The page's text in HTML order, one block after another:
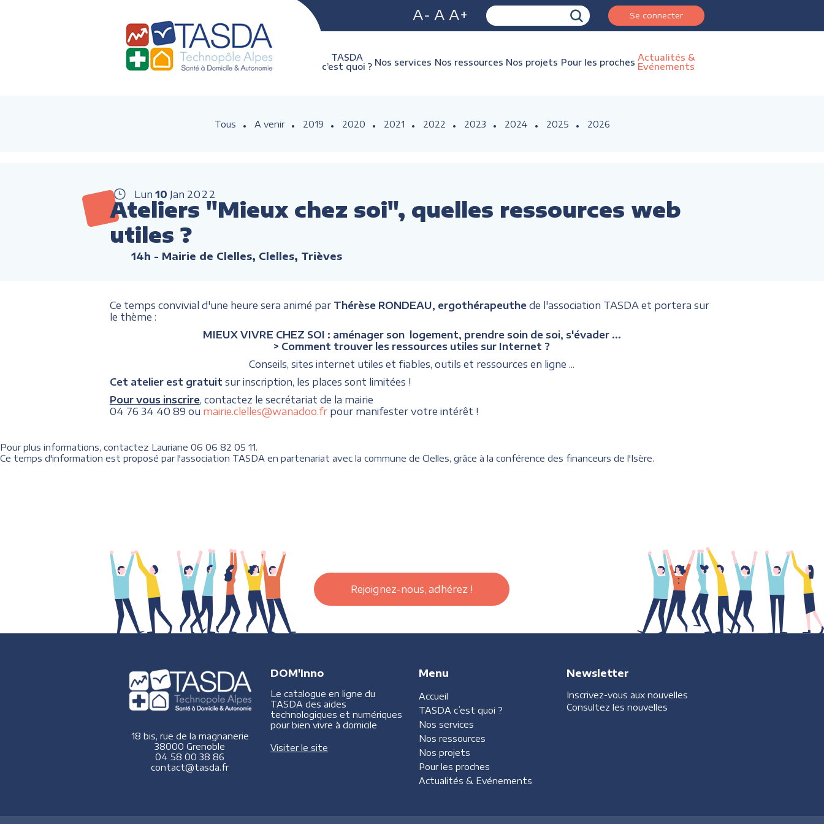
A- A A+ Se connecter
TASDA
c’est quoi ? Nos services Nos ressources Nos projets Pour les proches Actualités &
Evénements
Tous A venir 2019 2020 2021 2022 2023 2024 2025 2026
Lun 10 Jan 2022
Ateliers "Mieux chez soi", quelles ressources web
utiles ?
14h - Mairie de Clelles, Clelles, Trièves
Ce temps convivial d'une heure sera animé par Thérèse RONDEAU, ergothérapeuthede l'association TASDA et portera sur
le thème :
MIEUX VIVRE CHEZ SOI : aménager son logement, prendre soin de soi, s'évader ...
> Comment trouver les ressources utiles sur Internet ?
Conseils, sites internet utiles et fiables, outils et ressources en ligne ...
Cet atelier est gratuit sur inscription, les places sont limitées !
Pour vous inscrire, contactez le secrétariat de la mairie
04 76 34 40 89 ou mairie.clelles@wanadoo.frpour manifester votre intérêt !
Pour plus informations, contactez Lauriane 06 06 82 05 11.
Ce temps d'information est proposé par l'association TASDA en partenariat avec la commune de Clelles, grâce à la conférence des financeurs de l'Isère.
Rejoignez-nous, adhérez !
18 bis, rue de la magnanerie
38000 Grenoble
04 58 00 38 86
contact@tasda.fr
DOM'Inno
Le catalogue en ligne du
TASDA des aides
technologiques et numériques
pour bien vivre à domicile
Visiter le site
Menu
Accueil
TASDA c’est quoi ?
Nos services
Nos ressources
Nos projets
Pour les proches
Actualités & Evénements
Newsletter
Inscrivez-vous aux nouvelles
Consultez les nouvelles